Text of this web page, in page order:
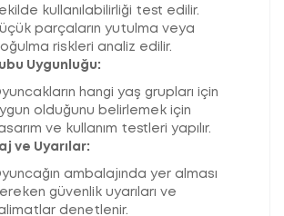
kullanılabilirliği test edilir.
parçaların yutulma veya
riskleri analiz edilir.
Uygunluğu:
hangi yaş grupları için
olduğunu belirlemek için
ve kullanım testleri yapılır.
ve Uyarılar:
ambalajında yer alması
güvenlik uyarıları ve
denetlenir.